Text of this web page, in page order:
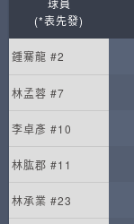
球員
(*表先發)
鍾騫龍 #2
林孟蓉 #7
李卓彥 #10
林肱郡 #11
林承業 #23